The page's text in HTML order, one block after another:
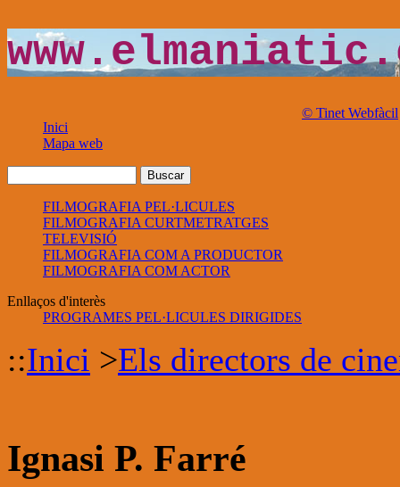
Inici
Mapa web
FILMOGRAFIA PEL·LICULES
FILMOGRAFIA CURTMETRATGES
TELEVISIÓ
FILMOGRAFIA COM A PRODUCTOR
FILMOGRAFIA COM ACTOR
Enllaços d'interès
PROGRAMES PEL·LICULES DIRIGIDES
::Inici >Els directors de
Ignasi P. Farré
© Tinet Webfàcil